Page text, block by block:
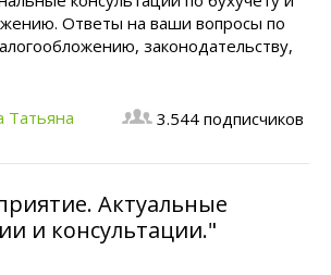
Ответы на ваши вопросы по
законодательству,
Татьяна 3.544 подписчиков
Актуальные
и консультации."